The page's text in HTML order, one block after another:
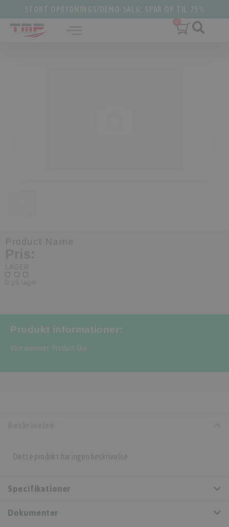
STORT OPRYDNINGS/DEMO-SALG: SPAR OP TIL 75%
Produkt informationer:
Varenummer: Product Sku
Dette produkt har ingen beskrivelse
Specifikationer
Dokumenter